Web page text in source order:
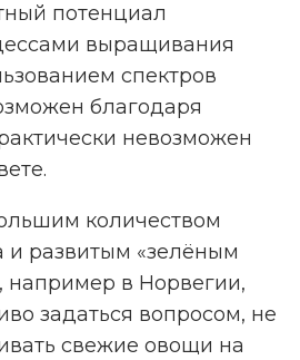
потенциал
выращивания
спектров
благодаря
невозможен
количеством
и развитым «зелёным
например в Норвегии,
задаться вопросом, не
свежие овощи на